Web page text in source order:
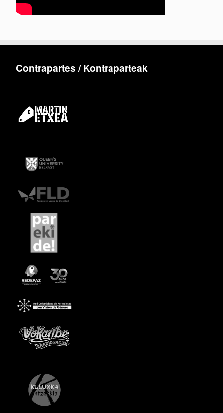
Contrapartes / Kontraparteak